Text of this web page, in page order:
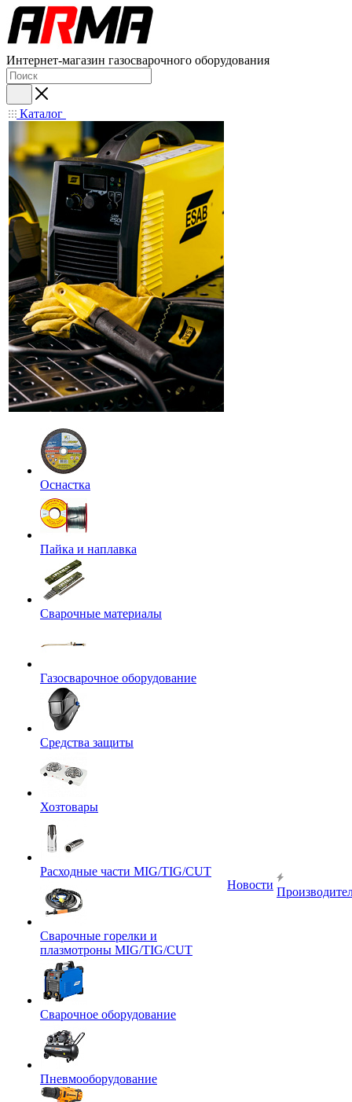
Интернет-магазин газосварочного оборудования
Каталог
Оснастка
Пайка и наплавка
Сварочные материалы
Газосварочное оборудование
Средства защиты
Хозтовары
Расходные части MIG/TIG/CUT
Сварочные горелки и
плазмотроны MIG/TIG/CUT
Сварочное оборудование
Пневмооборудование
Новости